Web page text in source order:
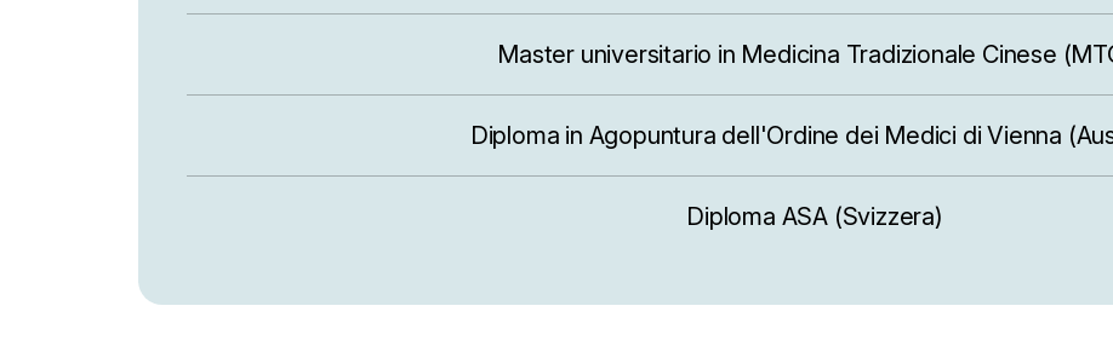
Master universitario in Medicina Tradizionale Cinese
Diploma in Agopuntura dell'Ordine dei Medici di Vienna
Diploma ASA (Svizzera)